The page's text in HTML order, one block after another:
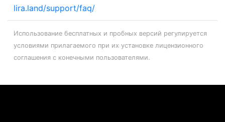
lira.land/support/faq/
Использование бесплатных и пробных версий регулируется
условиями прилагаемого при их установке лицензионного
соглашения с конечными пользователями.